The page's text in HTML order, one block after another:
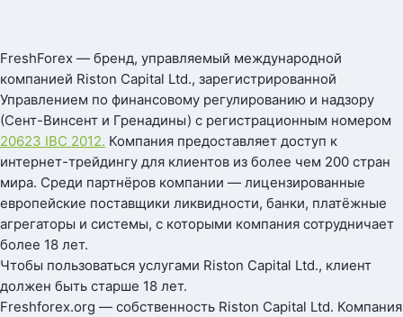
FreshForex — бренд, управляемый международной
компанией Riston Capital Ltd., зарегистрированной
Управлением по финансовому регулированию и надзору
(Сент-Винсент и Гренадины) с регистрационным номером
20623 IBC 2012. Компания предоставляет доступ к
интернет-трейдингу для клиентов из более чем 200 стран
мира. Среди партнёров компании — лицензированные
европейские поставщики ликвидности, банки, платёжные
агрегаторы и системы, с которыми компания сотрудничает
более 18 лет.
Чтобы пользоваться услугами Riston Capital Ltd., клиент
должен быть старше 18 лет.
Freshforex.org — собственность Riston Capital Ltd. Компания